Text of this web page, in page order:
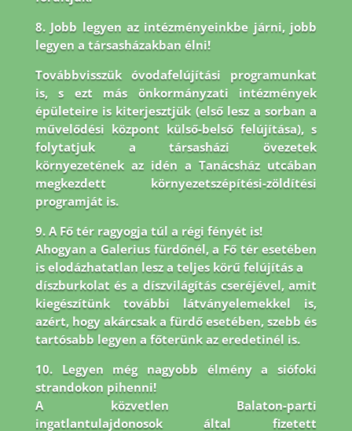
8. Jobb legyen az intézményeinkbe járni, jobb
legyen a társasházakban élni!
Továbbvisszük óvodafelújítási programunkat
is, s ezt más önkormányzati intézmények
épületeire is kiterjesztjük (első lesz a sorban a
művelődési központ külső-belső felújítása), s
folytatjuk a társasháziövezetek
környezetének az idén a Tanácsház utcában
megkezdett környezetszépítési-zöldítési
programját is.
9. A Fő tér ragyogja túl a régi fényét is!
Ahogyan a Galerius fürdőnél, a Fő tér esetében
is elodázhatatlan lesz a teljes körű felújítás a
díszburkolat és a díszvilágítás cseréjével, amit
kiegészítünk további látványelemekkel is,
azért, hogy akárcsak a fürdő esetében, szebb és
tartósabb legyen a főterünk az eredetinél is.
10. Legyen még nagyobb élmény a siófoki
strandokon pihenni!
A közvetlen Balaton-parti
ingatlantulajdonosok által fizetett